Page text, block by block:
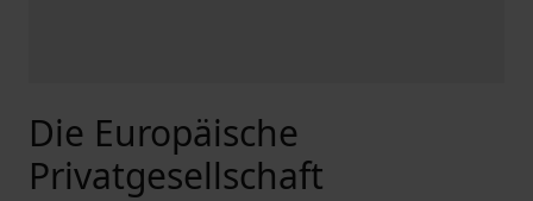
Die Europäische
Privatgesellschaft